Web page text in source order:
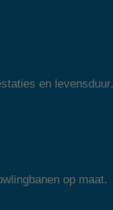
en levensduur.
op maat.